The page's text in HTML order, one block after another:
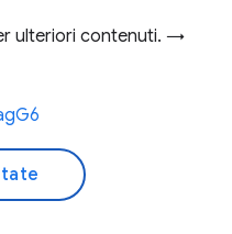
ulteriori contenuti. →